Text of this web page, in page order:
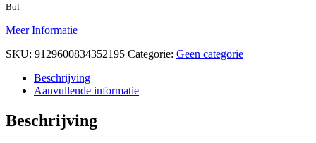
Bol
Meer Informatie
SKU: 9129600834352195 Categorie: Geen categorie
Beschrijving
Aanvullende informatie
Beschrijving